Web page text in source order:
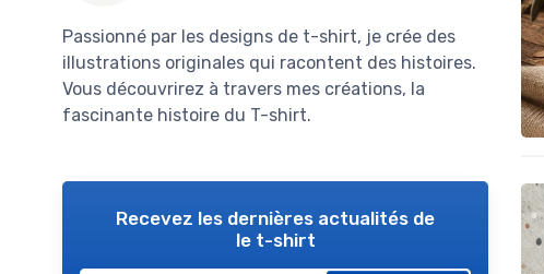
Passionné par les designs de t-shirt, je crée des
illustrations originales qui racontent des histoires.
Vous découvrirez à travers mes créations, la
fascinante histoire du T-shirt.
Recevez les dernières actualités de
le t-shirt